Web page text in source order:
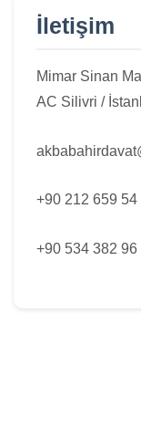
İletişim
Mimar Sinan
AC Silivri /
+90 212 659 54
+90 534 382 96